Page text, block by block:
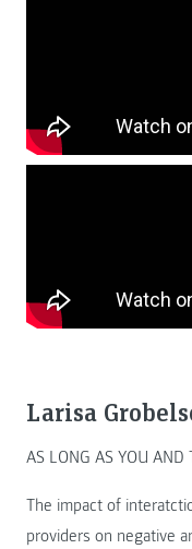
Larisa
AS LONG AS YOU AND
The impact of
providers on negative